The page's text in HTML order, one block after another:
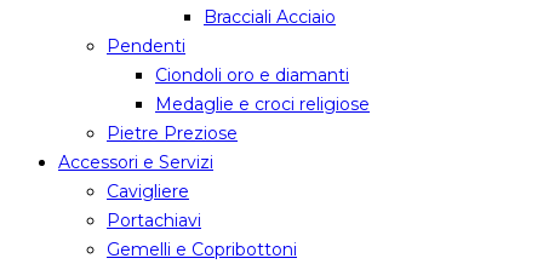
Bracciali Acciaio
Pendenti
Ciondoli oro e diamanti
Medaglie e croci religiose
Pietre Preziose
Accessori e Servizi
Cavigliere
Portachiavi
Gemelli e Copribottoni